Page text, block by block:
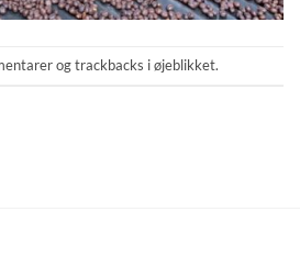
og trackbacks i øjeblikket.